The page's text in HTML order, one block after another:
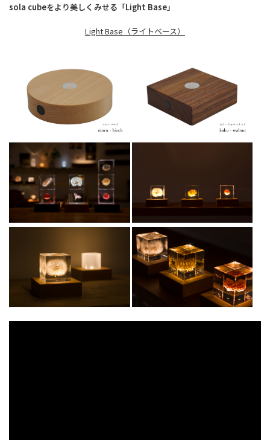
sola cubeをより美しくみせる「Light Base」
Light Base（ライトベース）